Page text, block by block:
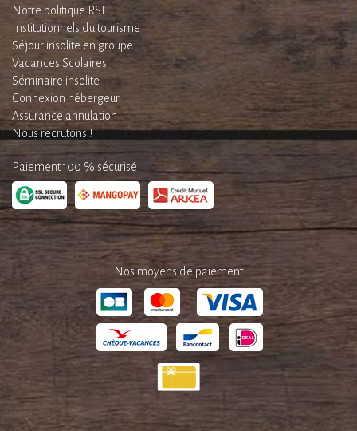
Notre politique RSE
Institutionnels du tourisme
Séjour insolite en groupe
Vacances Scolaires
Séminaire insolite
Connexion hébergeur
Assurance annulation
Nous recrutons !
Paiement 100 % sécurisé
Nos moyens de paiement